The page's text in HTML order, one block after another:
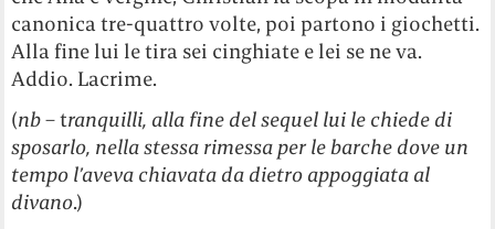
canonica tre-quattro volte, poi partono i giochetti.
Alla fine lui le tira sei cinghiate e lei se ne va.
Addio. Lacrime.
(nb– tranquilli, alla fine del sequel lui le chiede di
sposarlo, nella stessa rimessa per le barche dove un
tempo l’aveva chiavata da dietro appoggiata al
divano.)